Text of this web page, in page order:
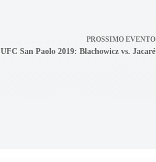
PROSSIMO EVENTO
UFC San Paolo 2019: Blachowicz vs. Jacaré